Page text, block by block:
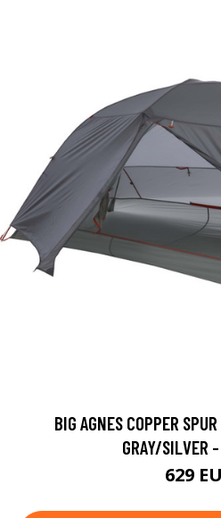
BIG AGNES COPPER
GRAY/SILVER
629